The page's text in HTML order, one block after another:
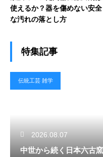
使えるか？器を傷めない安全
な汚れの落とし方
特集記事
伝統工芸 雑学
2026.08.07
中世から続く日本六古